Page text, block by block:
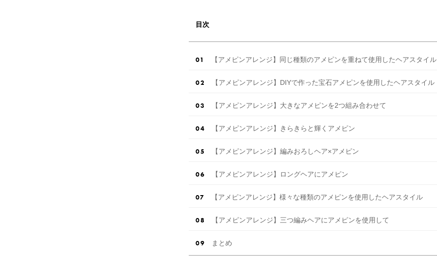
目次
【アメピンアレンジ】同じ種類のアメピンを重ねて使用したヘアスタイル
【アメピンアレンジ】DIYで作った宝石アメピンを使用したヘアスタイル
【アメピンアレンジ】大きなアメピンを2つ組み合わせて
【アメピンアレンジ】きらきらと輝くアメピン
【アメピンアレンジ】編みおろしヘア×アメピン
【アメピンアレンジ】ロングヘアにアメピン
【アメピンアレンジ】様々な種類のアメピンを使用したヘアスタイル
【アメピンアレンジ】三つ編みヘアにアメピンを使用して
まとめ